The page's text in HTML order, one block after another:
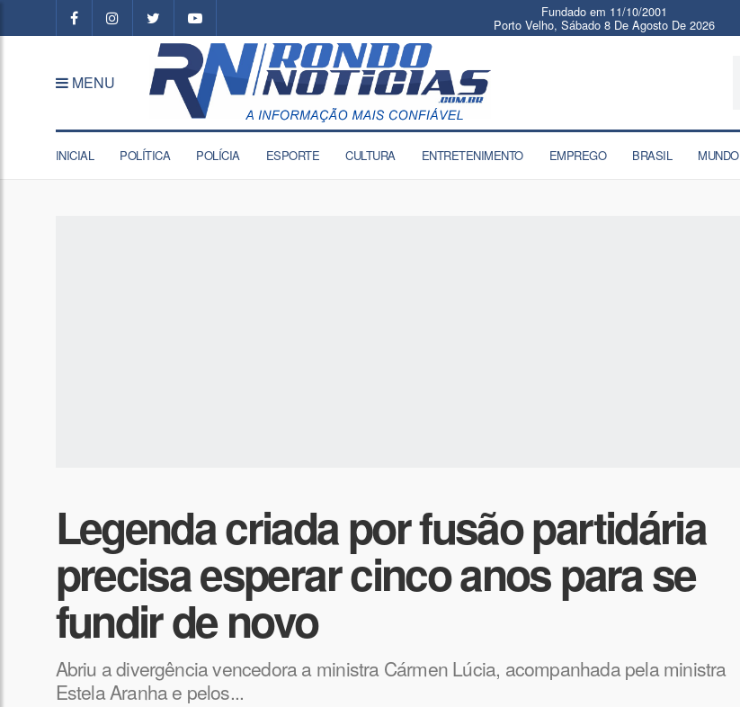
Fundado em 11/10/2001
Porto Velho, Sábado 8 De Agosto De 2026
MENU
INICIAL POLÍTICA POLÍCIA ESPORTE CULTURA ENTRETENIMENTO EMPREGO BRASIL MUNDO
Legenda criada por fusão partidária
precisa esperar cinco anos para se
fundir de novo
Abriu a divergência vencedora a ministra Cármen Lúcia, acompanhada pela ministra
Estela Aranha e pelos...